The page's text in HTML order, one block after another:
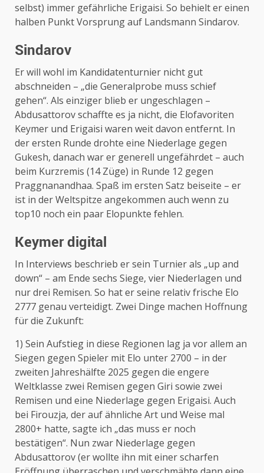
selbst) immer gefährliche Erigaisi. So behielt er einen
halben Punkt Vorsprung auf Landsmann Sindarov.
Sindarov
Er will wohl im Kandidatenturnier nicht gut
abschneiden – „die Generalprobe muss schief
gehen“. Als einziger blieb er ungeschlagen –
Abdusattorov schaffte es ja nicht, die Elofavoriten
Keymer und Erigaisi waren weit davon entfernt. In
der ersten Runde drohte eine Niederlage gegen
Gukesh, danach war er generell ungefährdet – auch
beim Kurzremis (14 Züge) in Runde 12 gegen
Praggnanandhaa. Spaß im ersten Satz beiseite – er
ist in der Weltspitze angekommen auch wenn zu
top10 noch ein paar Elopunkte fehlen.
Keymer digital
In Interviews beschrieb er sein Turnier als „up and
down“ – am Ende sechs Siege, vier Niederlagen und
nur drei Remisen. So hat er seine relativ frische Elo
2777 genau verteidigt. Zwei Dinge machen Hoffnung
für die Zukunft:
1) Sein Aufstieg in diese Regionen lag ja vor allem an
Siegen gegen Spieler mit Elo unter 2700 – in der
zweiten Jahreshälfte 2025 gegen die engere
Weltklasse zwei Remisen gegen Giri sowie zwei
Remisen und eine Niederlage gegen Erigaisi. Auch
bei Firouzja, der auf ähnliche Art und Weise mal
2800+ hatte, sagte ich „das muss er noch
bestätigen“. Nun zwar Niederlage gegen
Abdusattorov (er wollte ihn mit einer scharfen